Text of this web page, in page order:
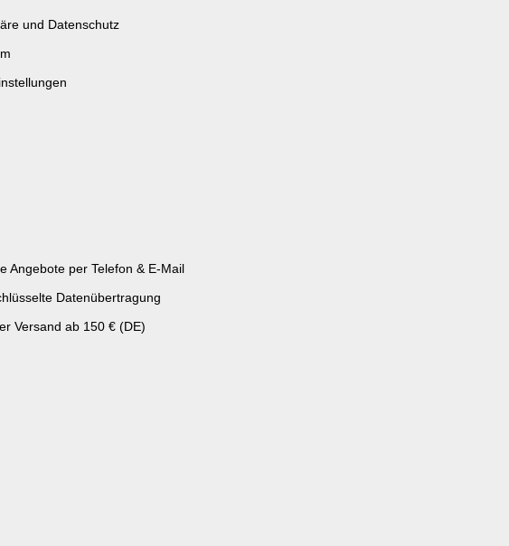
und Datenschutz
Angebote per Telefon & E-Mail
Datenübertragung
Versand ab 150 € (DE)